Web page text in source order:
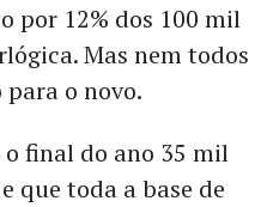
por 12% dos 100 mil
Mas nem todos
o novo.
final do ano 35 mil
que toda a base de